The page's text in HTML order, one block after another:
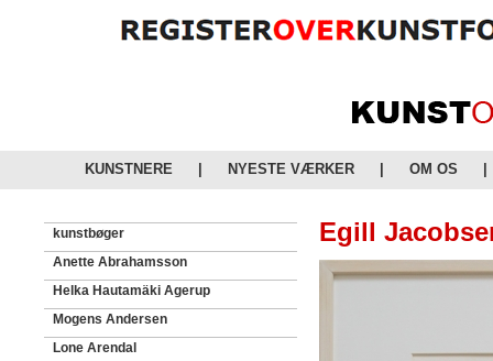
KUNSTNERE NYESTE VÆRKER OM OS
kunstbøger
Anette Abrahamsson
Helka Hautamäki Agerup
Mogens Andersen
Lone Arendal
Egill